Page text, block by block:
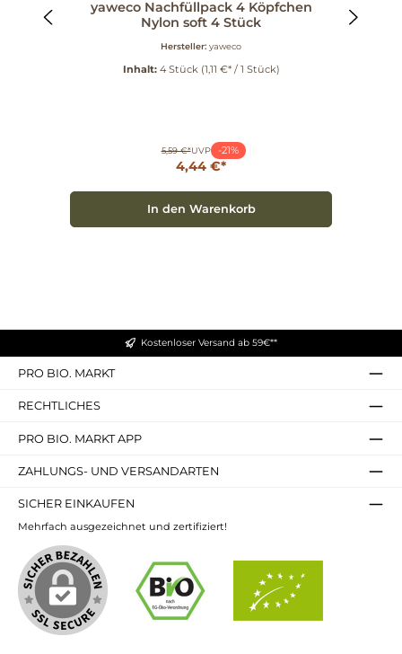
yaweco Nachfüllpack 4 Köpfchen
Nylon soft 4 Stück
Hersteller: yaweco
Inhalt: 4 Stück (1,11 €* / 1 Stück)
5,59 €*UVP -21%
4,44 €*
In den Warenkorb
Kostenloser Versand ab 59€**
PRO BIO. MARKT
RECHTLICHES
PRO BIO. MARKT APP
ZAHLUNGS- UND VERSANDARTEN
SICHER EINKAUFEN
Mehrfach ausgezeichnet und zertifiziert!